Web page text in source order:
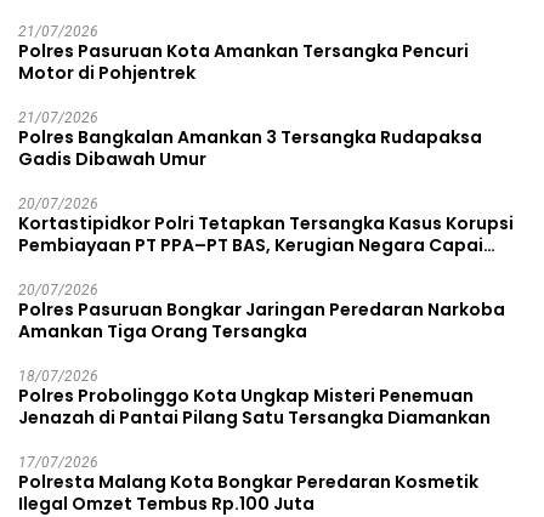
21/07/2026
Polres Pasuruan Kota Amankan Tersangka Pencuri
Motor di Pohjentrek
21/07/2026
Polres Bangkalan Amankan 3 Tersangka Rudapaksa
Gadis Dibawah Umur
20/07/2026
Kortastipidkor Polri Tetapkan Tersangka Kasus Korupsi
Pembiayaan PT PPA–PT BAS, Kerugian Negara Capai
20/07/2026
Polres Pasuruan Bongkar Jaringan Peredaran Narkoba
Amankan Tiga Orang Tersangka
18/07/2026
Polres Probolinggo Kota Ungkap Misteri Penemuan
Jenazah di Pantai Pilang Satu Tersangka Diamankan
17/07/2026
Polresta Malang Kota Bongkar Peredaran Kosmetik
Ilegal Omzet Tembus Rp.100 Juta